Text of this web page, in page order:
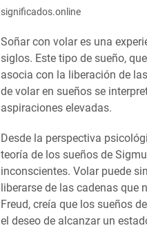
significados.online
Soñar con volar es una
siglos. Este tipo de sueño,
asocia con la liberación de
de volar en sueños se
aspiraciones elevadas.
Desde la perspectiva
teoría de los sueños de
inconscientes. Volar puede
liberarse de las cadenas que
Freud, creía que los sueños
el deseo de alcanzar un